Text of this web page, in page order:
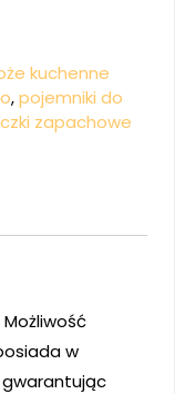
kuchenne
,pojemniki do
zapachowe
w
gwarantując